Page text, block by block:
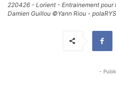
220426 - Lorient - Entrainement pour
Damien Guillou ©Yann Riou -
-